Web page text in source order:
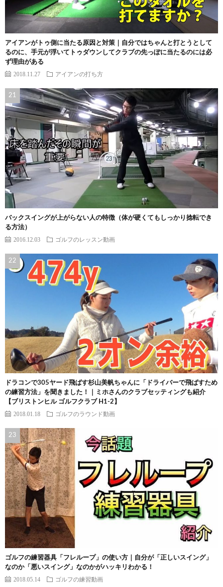
アイアンがトゥ側に当たる原因と対策｜自分ではちゃんと打とうとして
るのに、手元が浮いてトゥダウンしてクラブの先っぽに当たるのには必
ず理由がある
2018.11.27 アイアンの打ち方
バックスイングが上がらない人の特徴（体が硬くてもしっかり捻転でき
る方法）
2016.12.03 ゴルフのレッスン動画
ドラコンで305ヤード飛ばす杉山美帆ちゃんに「ドライバーで飛ばすため
の練習方法」を聞きました！｜ミホさんのクラブセッティングも紹介
【ブリストンヒル ゴルフクラブ H1-2】
2018.01.18 ゴルフのラウンド動画
ゴルフの練習器具「フレループ」の使い方｜自分が「正しいスイング」
なのか「悪いスイング」なのかがハッキリわかる！
2018.05.14 ゴルフの練習動画